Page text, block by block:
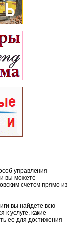
управления
вы можете
счетом прямо из
вы найдете всю
услуге, какие
ее для достижения